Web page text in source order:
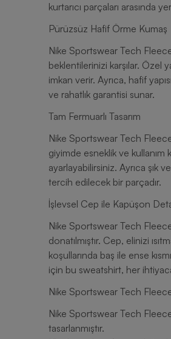
kurtarıcı parçaları arasında
Pürüzsüz Hafif Örme Kumaş
Nike Sportswear Tech
beklentilerinizi karşılar. Özel
imkan verir. Ayrıca, hafif
ve rahatlık garantisi sunar.
Tam Fermuarlı Tasarım
Nike Sportswear Tech
giyimde esneklik ve kullanım
ayarlayabilirsiniz. Ayrıca şık
tercih edilecek bir parçadır.
İşlevsel Cep ile Kapüşon
Nike Sportswear Tech
donatılmıştır. Cep, elinizi
koşullarında baş ile ense
için bu sweatshirt, her
Nike Sportswear Tech
Nike Sportswear Tech
tasarlanmıştır.